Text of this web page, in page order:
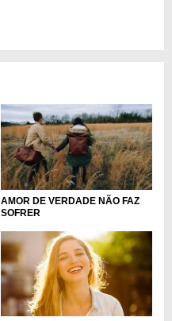
AMOR DE VERDADE NÃO FAZ
SOFRER